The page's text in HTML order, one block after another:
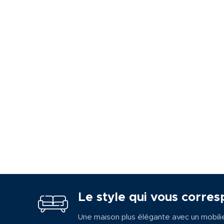
Le style qui vous
Une maison plus élégante avec un